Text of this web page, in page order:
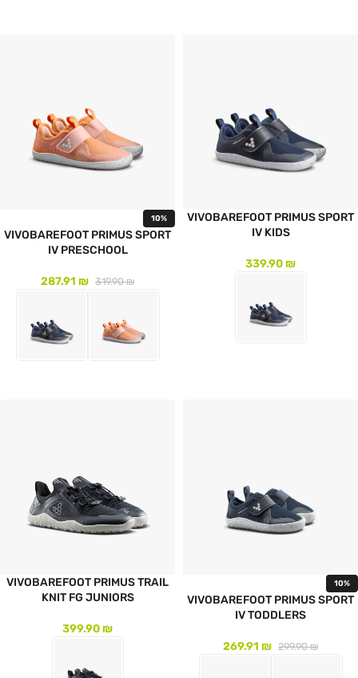
VIVOBAREFOOT PRIMUS SPORT
IV KIDS
339.90₪
10%
VIVOBAREFOOT PRIMUS SPORT
IV PRESCHOOL
319.90₪
287.91 ₪
10%
VIVOBAREFOOT PRIMUS SPORT
IV TODDLERS
299.90₪
269.91 ₪
VIVOBAREFOOT PRIMUS TRAIL
KNIT FG JUNIORS
399.90₪